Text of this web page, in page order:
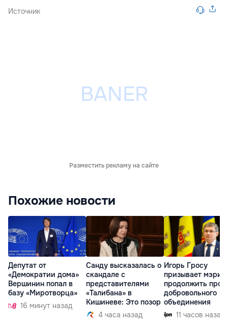
Источник
Разместить рекламу на сайте
Похожие новости
Депутат от
«Демократии дома»
Вершинин попал в
базу «Миротворца»
16 минут назад
Санду высказалась о
скандале с
представителями
«Талибана» в
Кишиневе: Это позор
4 часа назад
Игорь Гросу
призывает мэрии
продолжить
добровольного
объединения
11 часов назад